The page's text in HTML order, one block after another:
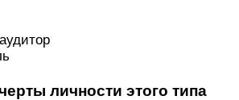
личности этого типа